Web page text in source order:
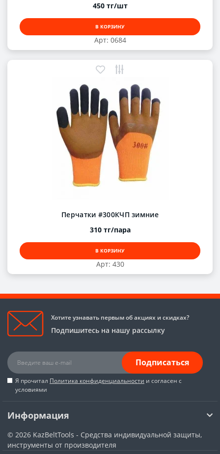
Арт: 0684
450 тг/шт
В КОРЗИНУ
Арт: 430
Перчатки #300КЧП зимние
310 тг/пара
В КОРЗИНУ
Хотите узнавать первым об акциях и скидках?
Подпишитесь на нашу рассылку
Подписаться
Я прочитал Политика конфиденциальности и согласен с
условиями
Информация
© 2026 KazBeltTools - Средства индивидуальной защиты,
инструменты от производителя